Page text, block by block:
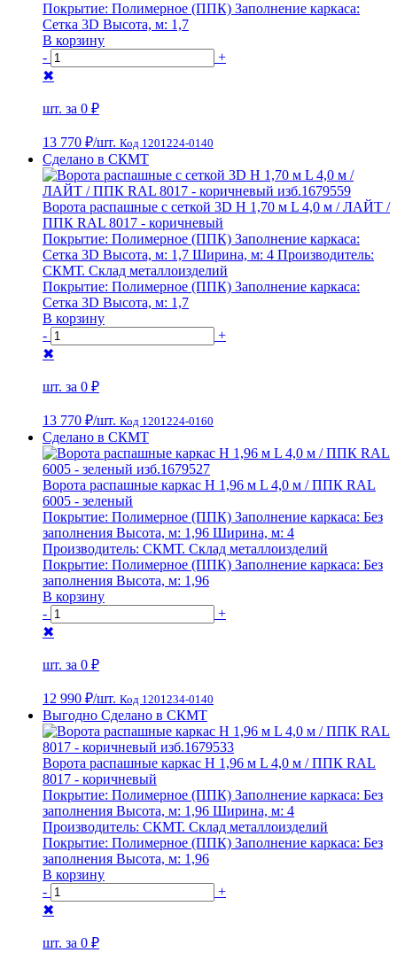
Покрытие: Полимерное (ППК) Заполнение каркаса:
Сетка 3D Высота, м: 1,7
В корзину
-
+
✖
шт. за 0 ₽
13 770 ₽/шт. Код 1201224-0140
Сделано в СКМТ
Ворота распашные с сеткой 3D Н 1,70 м L 4,0 м / ЛАЙТ /
ППК RAL 8017 - коричневый
Покрытие: Полимерное (ППК) Заполнение каркаса:
Сетка 3D Высота, м: 1,7 Ширина, м: 4 Производитель:
СКМТ. Склад металлоизделий
Покрытие: Полимерное (ППК) Заполнение каркаса:
Сетка 3D Высота, м: 1,7
В корзину
-
+
✖
шт. за 0 ₽
13 770 ₽/шт. Код 1201224-0160
Сделано в СКМТ
Ворота распашные каркас Н 1,96 м L 4,0 м / ППК RAL
6005 - зеленый
Покрытие: Полимерное (ППК) Заполнение каркаса: Без
заполнения Высота, м: 1,96 Ширина, м: 4
Производитель: СКМТ. Склад металлоизделий
Покрытие: Полимерное (ППК) Заполнение каркаса: Без
заполнения Высота, м: 1,96
В корзину
-
+
✖
шт. за 0 ₽
12 990 ₽/шт. Код 1201234-0140
Выгодно Сделано в СКМТ
Ворота распашные каркас Н 1,96 м L 4,0 м / ППК RAL
8017 - коричневый
Покрытие: Полимерное (ППК) Заполнение каркаса: Без
заполнения Высота, м: 1,96 Ширина, м: 4
Производитель: СКМТ. Склад металлоизделий
Покрытие: Полимерное (ППК) Заполнение каркаса: Без
заполнения Высота, м: 1,96
В корзину
-
+
✖
шт. за 0 ₽